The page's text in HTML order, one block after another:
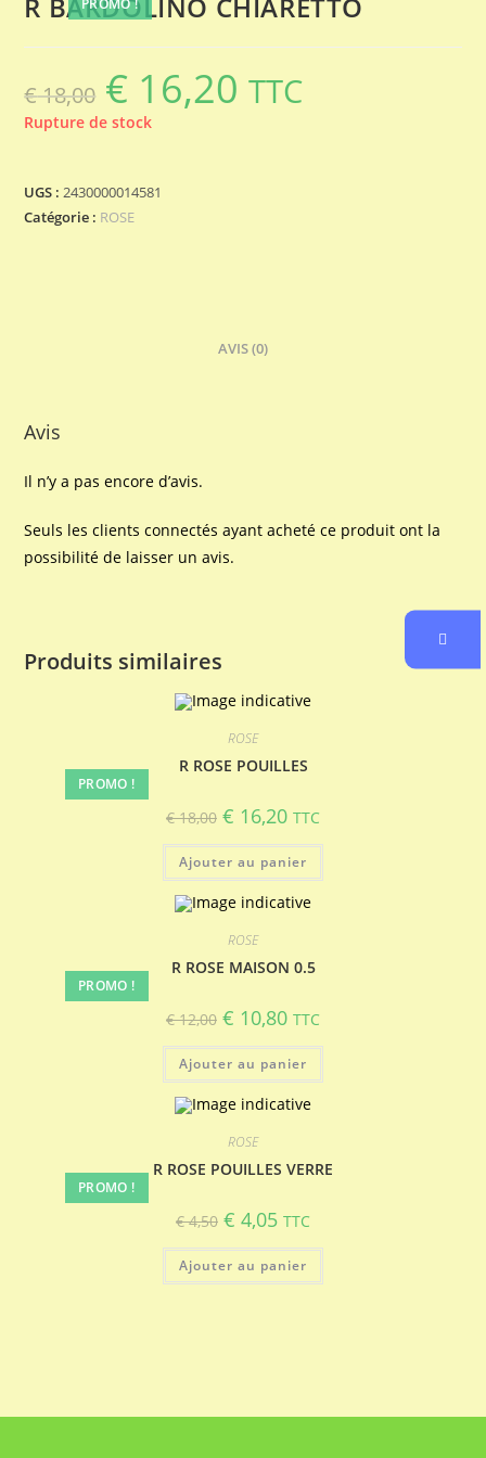
PROMO !
€18,00
Le
prix
initial
était :
€ 16,20 prix
actuel
TTC
Rupture de stock
UGS :2430000014581
Catégorie : ROSE
AVIS (0)
Avis
Il n’y a pas encore d’avis.
Seuls les clients connectés ayant acheté ce produit ont la
possibilité de laisser un avis.
Produits similaires
PROMO !
ROSE
R ROSE POUILLES
€18,00 Le
prix
initial
était :
€ 18,00.
€ 16,20Le
prix
actuel
est :
€ 16,20.
TTC
Ajouter au panier
PROMO !
ROSE
R ROSE MAISON 0.5
€12,00 Le
prix
initial
était :
€ 12,00.
€ 10,80Le
prix
actuel
est :
€ 10,80.
TTC
Ajouter au panier
PROMO !
ROSE
R ROSE POUILLES VERRE
€4,50 Le
prix
initial
était :
€ 4,50.
€ 4,05 Le
prix
actuel
est :
€ 4,05.
TTC
Ajouter au panier